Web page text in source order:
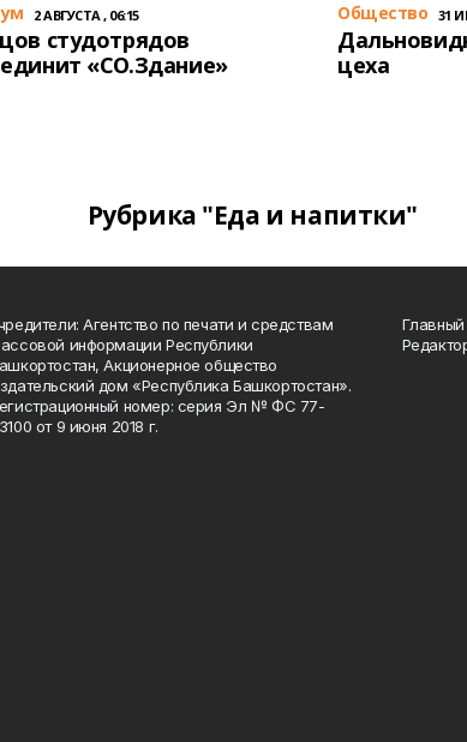
2 АВГУСТА , 06:15
студотрядов
«СО.Здание»
Общество 31
цеха
Рубрика "Еда и напитки"
Агентство по печати и средствам
информации Республики
Акционерное общество
дом «Республика Башкортостан».
номер: серия Эл № ФС 77-
от 9 июня 2018 г.